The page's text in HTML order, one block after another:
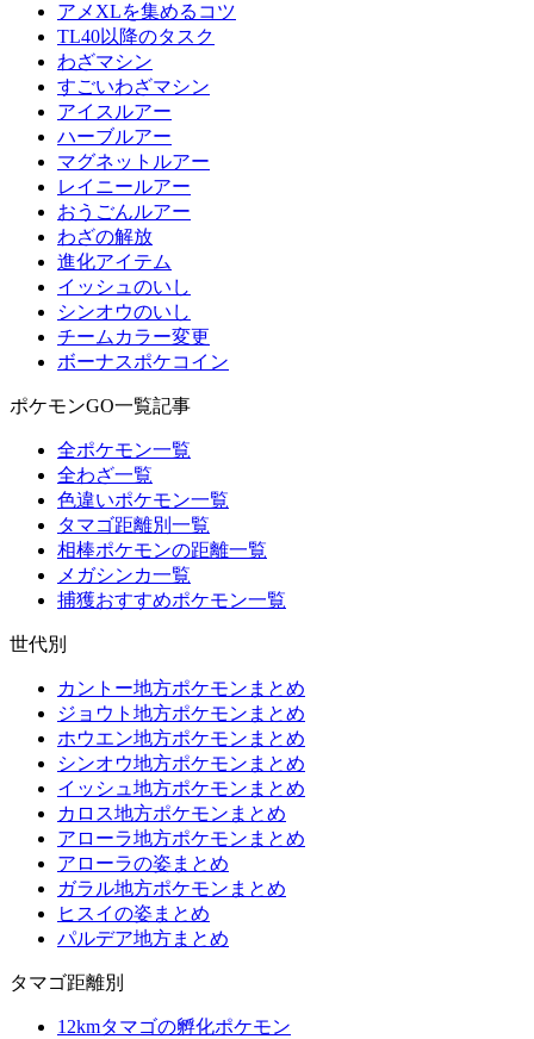
アメXLを集めるコツ
TL40以降のタスク
わざマシン
すごいわざマシン
アイスルアー
ハーブルアー
マグネットルアー
レイニールアー
おうごんルアー
わざの解放
進化アイテム
イッシュのいし
シンオウのいし
チームカラー変更
ボーナスポケコイン
ポケモンGO一覧記事
全ポケモン一覧
全わざ一覧
色違いポケモン一覧
タマゴ距離別一覧
相棒ポケモンの距離一覧
メガシンカ一覧
捕獲おすすめポケモン一覧
世代別
カントー地方ポケモンまとめ
ジョウト地方ポケモンまとめ
ホウエン地方ポケモンまとめ
シンオウ地方ポケモンまとめ
イッシュ地方ポケモンまとめ
カロス地方ポケモンまとめ
アローラ地方ポケモンまとめ
アローラの姿まとめ
ガラル地方ポケモンまとめ
ヒスイの姿まとめ
パルデア地方まとめ
タマゴ距離別
12kmタマゴの孵化ポケモン